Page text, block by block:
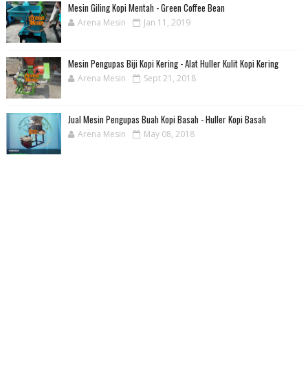
Mesin Giling Kopi Mentah - Green Coffee Bean
Arena Mesin Jan 11, 2019
Mesin Pengupas Biji Kopi Kering - Alat Huller Kulit Kopi Kering
Arena Mesin Sept 21, 2018
Jual Mesin Pengupas Buah Kopi Basah - Huller Kopi Basah
Arena Mesin May 08, 2018